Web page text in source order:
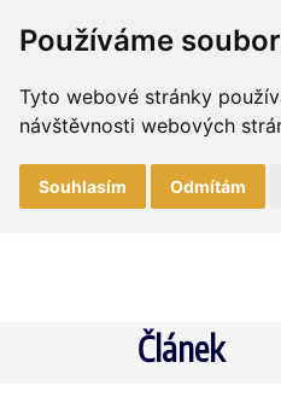
Používáme
Tyto webové stránky
návštěvnosti webových
Souhlasím Odmítám
Článek